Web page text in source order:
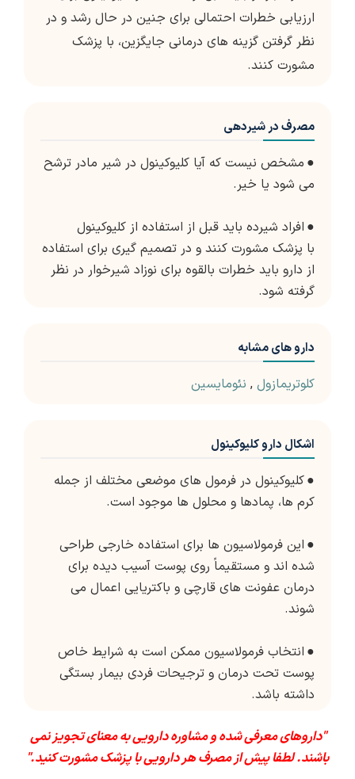
ارزیابی خطرات احتمالی برای جنین در حال رشد و در
نظر گرفتن گزینه های درمانی جایگزین، با پزشک
مشورت کنند.
مصرف در شیردهی
● مشخص نیست که آیا کلیوکینول در شیر مادر ترشح
می شود یا خیر.
● افراد شیرده باید قبل از استفاده از کلیوکینول
با پزشک مشورت کنند و در تصمیم گیری برای استفاده
از دارو باید خطرات بالقوه برای نوزاد شیرخوار در نظر
گرفته شود.
دارو های مشابه
کلوتریمازول , نئومایسین
اشکال دارو کلیوکینول
●کلیوکینول در فرمول های موضعی مختلف از جمله
کرم ها، پمادها و محلول ها موجود است.
● این فرمولاسیون ها برای استفاده خارجی طراحی
شده اند و مستقیماً روی پوست آسیب دیده برای
درمان عفونت های قارچی و باکتریایی اعمال می
شوند.
● انتخاب فرمولاسیون ممکن است به شرایط خاص
پوست تحت درمان و ترجیحات فردی بیمار بستگی
داشته باشد.
"داروهای معرفی شده و مشاوره دارویی به معنای تجویز نمی
باشند. لطفا پیش از مصرف هر دارویی با پزشک مشورت کنید."